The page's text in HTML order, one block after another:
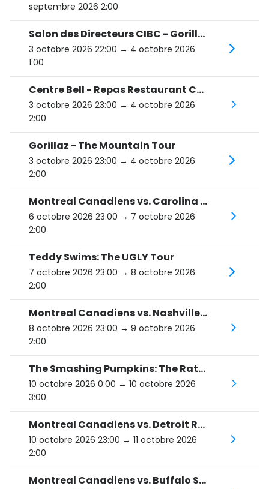
septembre 2026 2:00
Salon des Directeurs CIBC - Gorillaz
3 octobre 2026 22:00 → 4 octobre 2026
1:00
Centre Bell - Repas Restaurant Canti - Gorillaz
3 octobre 2026 23:00 → 4 octobre 2026
2:00
Gorillaz - The Mountain Tour
3 octobre 2026 23:00 → 4 octobre 2026
2:00
Montreal Canadiens vs. Carolina Hurricanes
6 octobre 2026 23:00 → 7 octobre 2026
2:00
Teddy Swims: The UGLY Tour
7 octobre 2026 23:00 → 8 octobre 2026
2:00
Montreal Canadiens vs. Nashville Predators
8 octobre 2026 23:00 → 9 octobre 2026
2:00
The Smashing Pumpkins: The Rats In A Cage Tour
10 octobre 2026 0:00 → 10 octobre 2026
3:00
Montreal Canadiens vs. Detroit Red Wings
10 octobre 2026 23:00 → 11 octobre 2026
2:00
Montreal Canadiens vs. Buffalo Sabres